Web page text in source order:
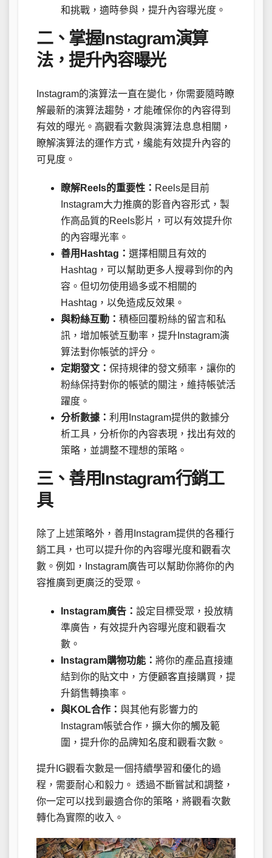
和挑戰，適時參與，提升內容曝光度。
二、掌握Instagram演算
法，提升內容曝光
Instagram的演算法一直在變化，你需要隨時瞭
解最新的演算法趨勢，才能確保你的內容得到
有效的曝光。高觀看次數與演算法息息相關，
瞭解演算法的運作方式，纔能有效提升內容的
可見度。
瞭解Reels的重要性： Reels是目前
Instagram大力推廣的影音內容形式，製
作高品質的Reels影片，可以有效提升你
的內容曝光率。
善用Hashtag： 選擇相關且有效的
Hashtag，可以幫助更多人搜尋到你的內
容。但切勿使用過多或不相關的
Hashtag，以免造成反效果。
與粉絲互動： 積極回覆粉絲的留言和私
訊，增加帳號互動率，提升Instagram演
算法對你帳號的評分。
定期發文： 保持規律的發文頻率，讓你的
粉絲保持對你的帳號的關注，維持帳號活
躍度。
分析數據： 利用Instagram提供的數據分
析工具，分析你的內容表現，找出有效的
策略，並調整不理想的策略。
三、善用Instagram行銷工
具
除了上述策略外，善用Instagram提供的各種行
銷工具，也可以提升你的內容曝光度和觀看次
數。例如，Instagram廣告可以幫助你將你的內
容推廣到更廣泛的受眾。
Instagram廣告： 設定目標受眾，投放精
準廣告，有效提升內容曝光度和觀看次
數。
Instagram購物功能： 將你的產品直接連
結到你的貼文中，方便顧客直接購買，提
升銷售轉換率。
與KOL合作： 與其他有影響力的
Instagram帳號合作，擴大你的觸及範
圍，提升你的品牌知名度和觀看次數。
提升IG觀看次數是一個持續學習和優化的過
程，需要耐心和毅力。 透過不斷嘗試和調整，
你一定可以找到最適合你的策略，將觀看次數
轉化為實際的收入。